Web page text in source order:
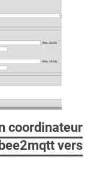
coordinateur
vers